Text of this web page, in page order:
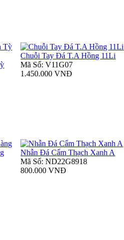
Chuỗi Tay Đá T.A Hồng 11Li
Mã Số: V11G07
1.450.000 VNĐ
Nhẫn Đá Cẩm Thạch Xanh A
Mã Số: ND22G8918
800.000 VNĐ